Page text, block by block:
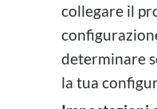
collegare il
determinare
la tua